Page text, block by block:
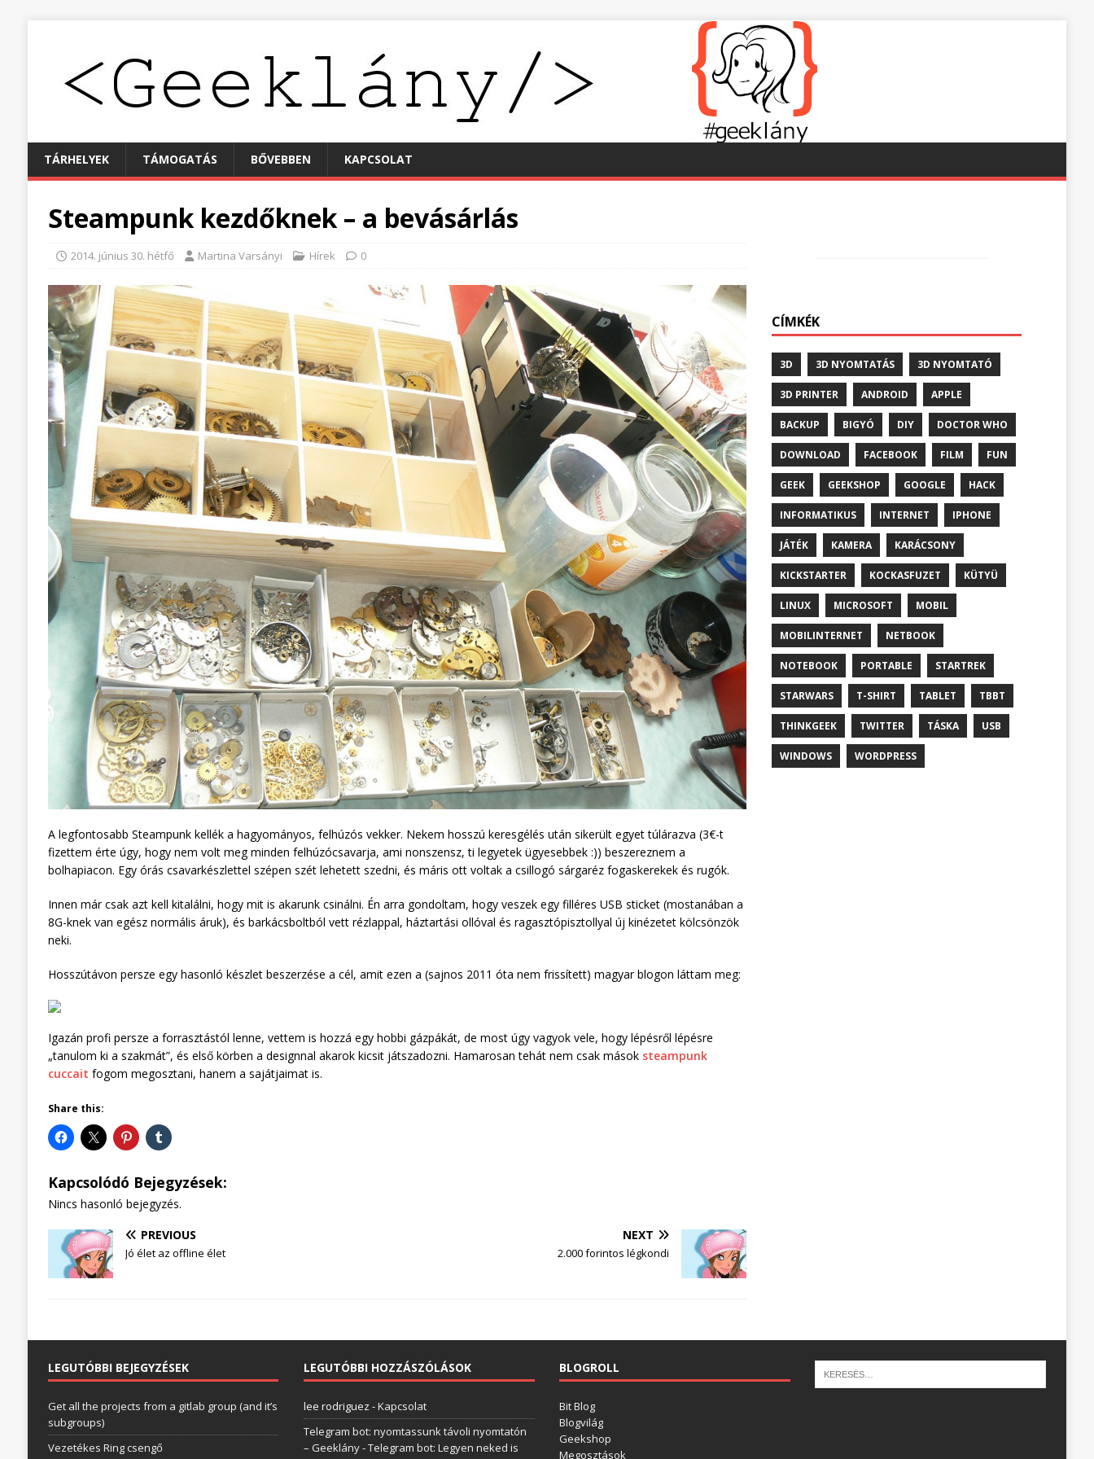
TÁRHELYEK TÁMOGATÁS BŐVEBBEN KAPCSOLAT
Steampunk kezdőknek – a bevásárlás
2014. június 30. hétfő Martina Varsányi Hírek 0
A legfontosabb Steampunk kellék a hagyományos, felhúzós vekker. Nekem hosszú keresgélés után sikerült egyet túlárazva (3€-t
fizettem érte úgy, hogy nem volt meg minden felhúzócsavarja, ami nonszensz, ti legyetek ügyesebbek :)) beszereznem a
bolhapiacon. Egy órás csavarkészlettel szépen szét lehetett szedni, és máris ott voltak a csillogó sárgaréz fogaskerekek és rugók.
Innen már csak azt kell kitalálni, hogy mit is akarunk csinálni. Én arra gondoltam, hogy veszek egy filléres USB sticket (mostanában a
8G-knek van egész normális áruk), és barkácsboltból vett rézlappal, háztartási ollóval és ragasztópisztollyal új kinézetet kölcsönzök
neki.
Hosszútávon persze egy hasonló készlet beszerzése a cél, amit ezen a (sajnos 2011 óta nem frissített) magyar blogon láttam meg:
Igazán profi persze a forrasztástól lenne, vettem is hozzá egy hobbi gázpákát, de most úgy vagyok vele, hogy lépésről lépésre
„tanulom ki a szakmát”, és első körben a designnal akarok kicsit játszadozni. Hamarosan tehát nem csak mások steampunk
cuccait fogom megosztani, hanem a sajátjaimat is.
Share this:
Kapcsolódó Bejegyzések:
Nincs hasonló bejegyzés.
PREVIOUS
Jó élet az offline élet
NEXT
2.000 forintos légkondi
CÍMKÉK
3D 3D NYOMTATÁS 3D NYOMTATÓ
3D PRINTER ANDROID APPLE
BACKUP BIGYÓ DIY DOCTOR WHO
DOWNLOAD FACEBOOK FILM FUN
GEEK GEEKSHOP GOOGLE HACK
INFORMATIKUS INTERNET IPHONE
JÁTÉK KAMERA KARÁCSONY
KICKSTARTER KOCKASFUZET KÜTYÜ
LINUX MICROSOFT MOBIL
MOBILINTERNET NETBOOK
NOTEBOOK PORTABLE STARTREK
STARWARS T-SHIRT TABLET TBBT
THINKGEEK TWITTER TÁSKA USB
WINDOWS WORDPRESS
LEGUTÓBBI BEJEGYZÉSEK
Get all the projects from a gitlab group (and it’s
subgroups)
Vezetékes Ring csengő
LEGUTÓBBI HOZZÁSZÓLÁSOK
lee rodriguez -Kapcsolat
Telegram bot: nyomtassunk távoli nyomtatón
– Geeklány-Telegram bot: Legyen neked is
BLOGROLL
Bit Blog
Blogvilág
Geekshop
Megosztások